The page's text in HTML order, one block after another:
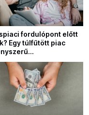
fordulópont előtt
Egy túlfűtött piac